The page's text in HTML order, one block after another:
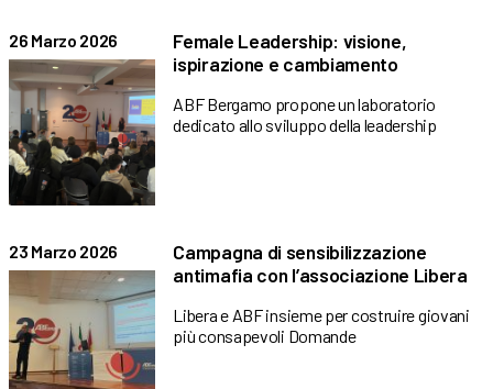
26 Marzo 2026
Female Leadership: visione,
ispirazione e cambiamento
ABF Bergamo propone un laboratorio
dedicato allo sviluppo della leadership
23 Marzo 2026
Campagna di sensibilizzazione
antimafia con l’associazione Libera
Libera e ABF insieme per costruire giovani
più consapevoli Domande